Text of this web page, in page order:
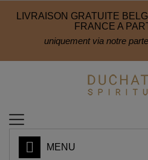
LIVRAISON GRATUITE
FRANCE A
uniquement via notre
MENU